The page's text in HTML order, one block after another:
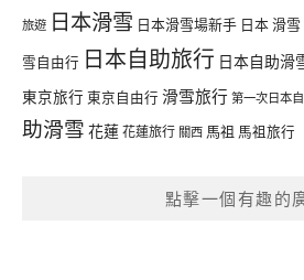
旅遊 日本滑雪 日本滑雪場新手 日本 滑
雪自由行 日本自助旅行 日本自助滑
東京旅行 東京自由行 滑雪旅行 第一次日本
助滑雪 花蓮花蓮旅行 關西 馬祖 馬祖旅行
點擊一個有趣的